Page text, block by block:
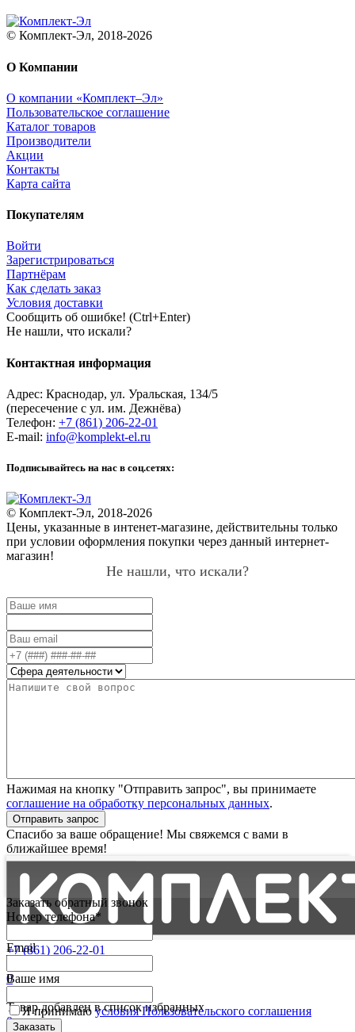
© Комплект-Эл, 2018-2026
О Компании
О компании «Комплект–Эл»
Пользовательское соглашение
Каталог товаров
Производители
Акции
Контакты
Карта сайта
Покупателям
Войти
Зарегистрироваться
Партнёрам
Как сделать заказ
Условия доставки
Сообщить об ошибке! (Ctrl+Enter)
Не нашли, что искали?
Контактная информация
Адрес: Краснодар, ул. Уральская, 134/5
(пересечение с ул. им. Дежнёва)
Телефон: +7 (861) 206-22-01
E-mail: info@komplekt-el.ru
Подписывайтесь на нас в соц.сетях:
© Комплект-Эл, 2018-2026
Цены, указанные в интенет-магазине, действительны только
при условии оформления покупки через данный интернет-
магазин!
Не нашли, что искали?
Нажимая на кнопку "Отправить запрос", вы принимаете
соглашение на обработку персональных данных.
Отправить запрос
Спасибо за ваше обращение! Мы свяжемся с вами в
ближайшее время!
+7 (861) 206-22-01
0
Товар добавлен в список избранных
0
Заказать обратный звонок
Номер телефона*
Email
Ваше имя
Я принимаюусловия Пользовательского соглашения